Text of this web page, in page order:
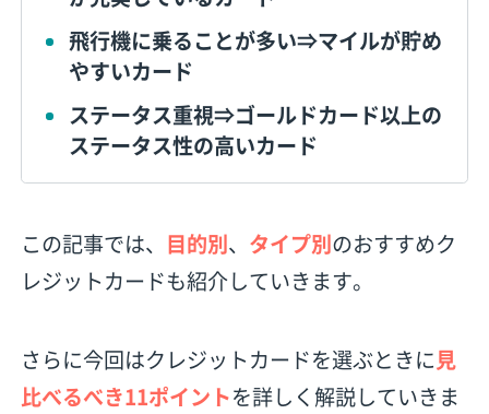
飛行機に乗ることが多い⇒マイルが貯め
やすいカード
ステータス重視⇒ゴールドカード以上の
ステータス性の高いカード
この記事では、 目的別、 タイプ別のおすすめク
レジットカードも紹介していきます。
さらに今回はクレジットカードを選ぶときに見
比べるべき11ポイントを詳しく解説していきま